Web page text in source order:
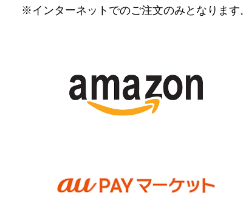
※インターネットでのご注文のみとなります